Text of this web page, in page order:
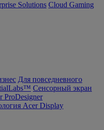
Solutions Cloud Gaming
Для повседневного
Сенсорный экран
ProDesigner
Acer Display